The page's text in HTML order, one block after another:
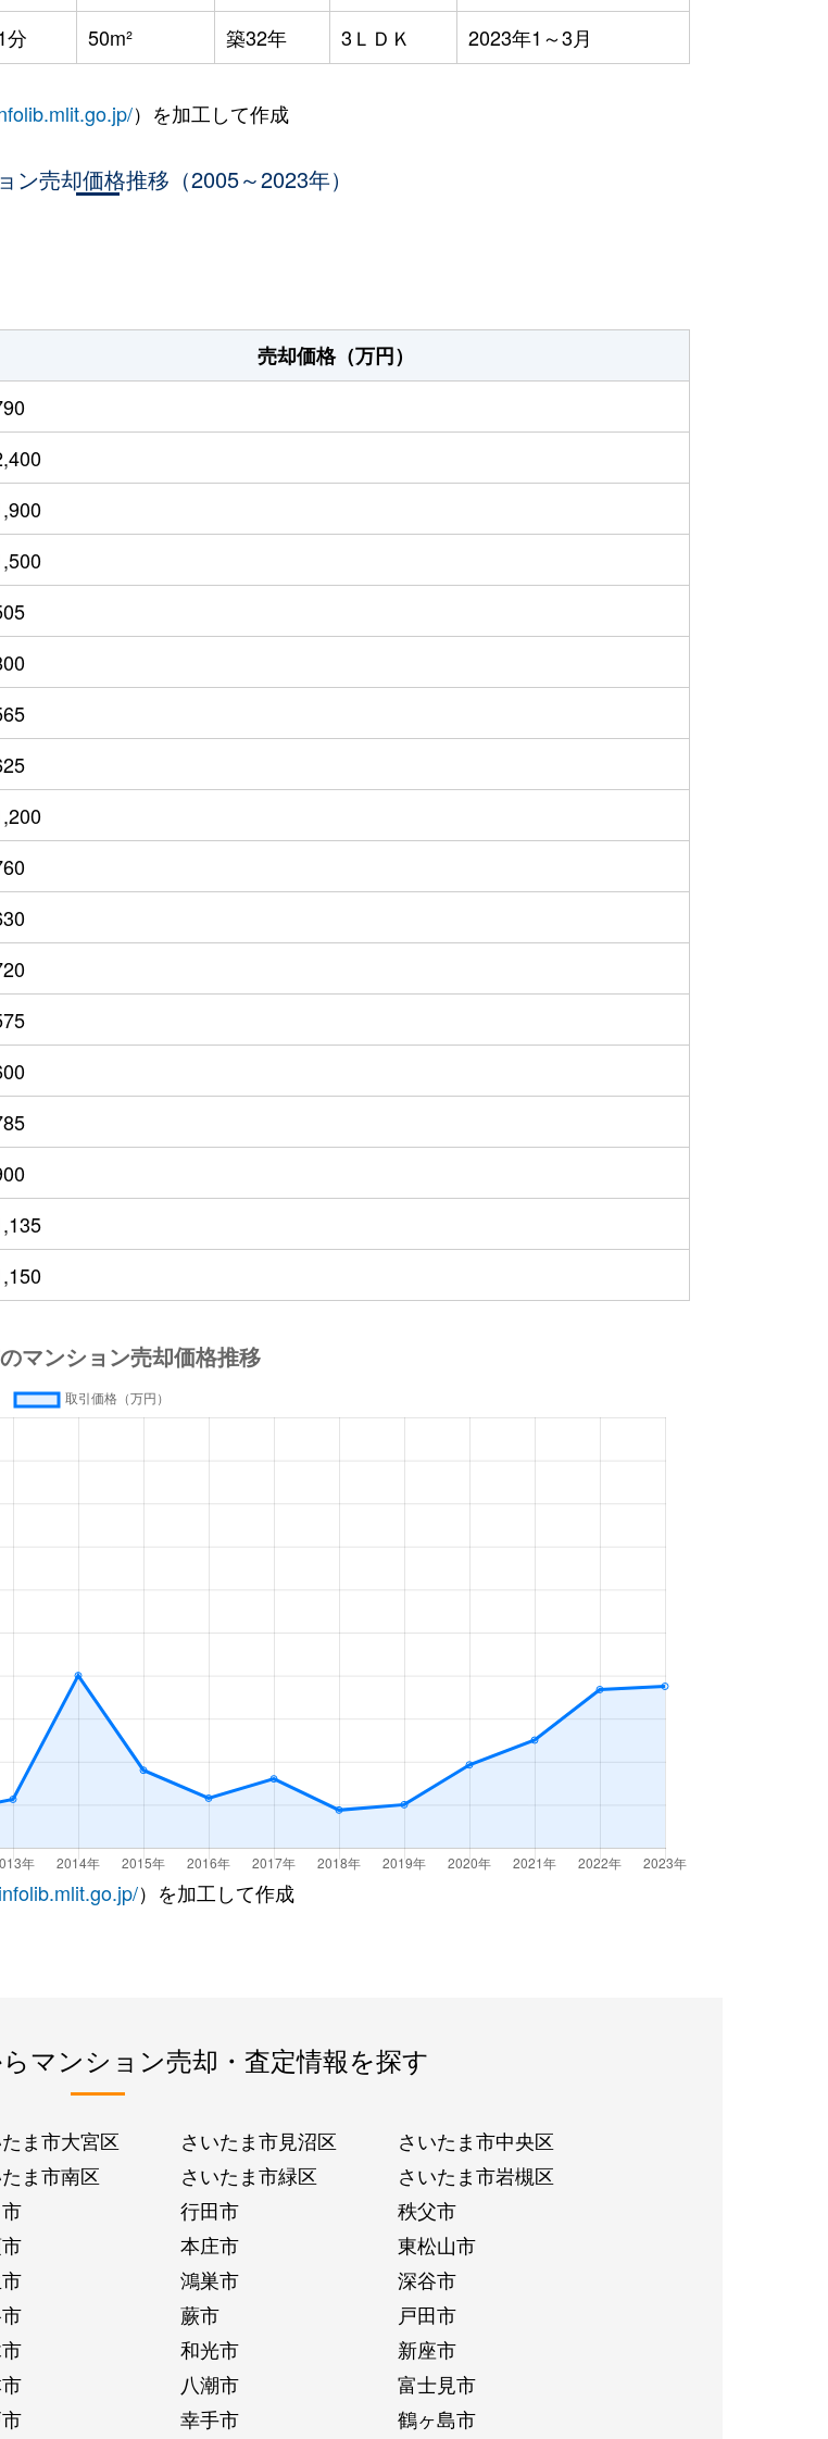
分 50m² 築32年 3ＬＤＫ 2023年1～3月
）を加工して作成
ン売却価格推移（2005～2023年）
売却価格（万円）
）を加工して作成
マンション売却・査定情報を探す
ま市大宮区 さいたま市見沼区
さいたま市中央区
ま市南区 さいたま市緑区
さいたま市岩槻区
行田市
秩父市
本庄市
東松山市
鴻巣市
深谷市
蕨市
戸田市
和光市
新座市
八潮市
富士見市
幸手市 鶴ヶ島市